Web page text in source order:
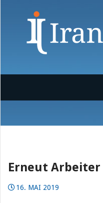
Erneut
16. MAI 2019